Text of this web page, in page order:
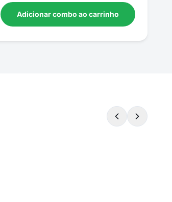
Adicionar combo ao carrinho